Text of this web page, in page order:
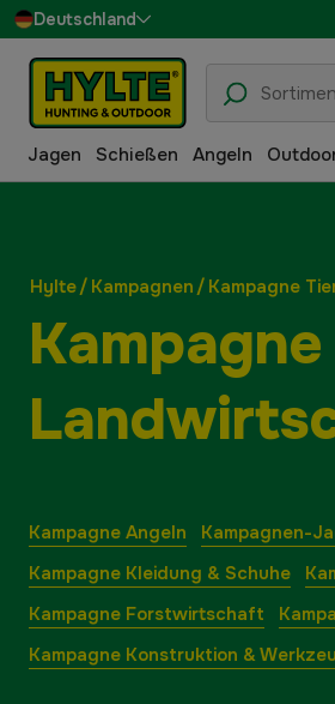
Deutschland
Sverige
Danmark
Suomi
Jagen Schießen Angeln
Hylte/ Kampagnen / Kampagne
Kampagne Angeln Kampagnen-
Kampagne Kleidung & Schuhe
Kampagne Forstwirtschaft
Kampagne Konstruktion &